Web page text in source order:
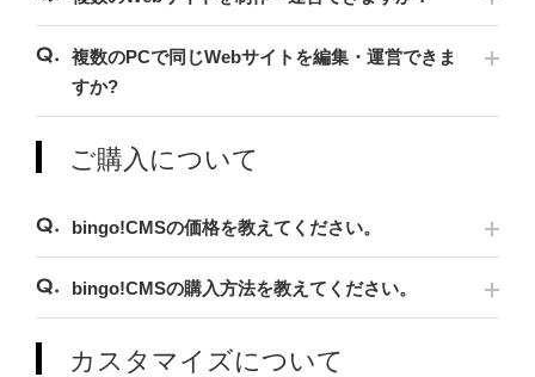
複数のPCで同じWebサイトを編集・運営できま
すか?
ご購入について
bingo!CMSの価格を教えてください。
bingo!CMSの購入方法を教えてください。
カスタマイズについて